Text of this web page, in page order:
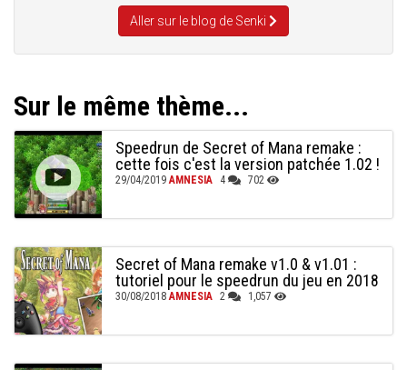
Aller sur le blog de Senki
Sur le même thème...
Speedrun de Secret of Mana remake :
cette fois c'est la version patchée 1.02 !
29/04/2019AMNESIA 4 702
Secret of Mana remake v1.0 & v1.01 :
tutoriel pour le speedrun du jeu en 2018
30/08/2018AMNESIA 2 1,057